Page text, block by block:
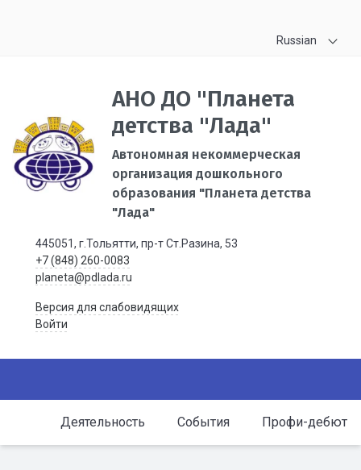
Russian
АНО ДО "Планета
детства "Лада"
Автономная некоммерческая
организация дошкольного
образования "Планета детства
"Лада"
445051, г.Тольятти, пр-т Ст.Разина, 53
+7 (848) 260-0083
planeta@pdlada.ru
Версия для слабовидящих
Войти
Деятельность События Профи-дебют